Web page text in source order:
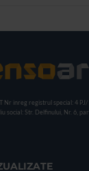
Nr inreg registrul special: 4 PJ/
social: Str. Delfinului, Nr. 6,